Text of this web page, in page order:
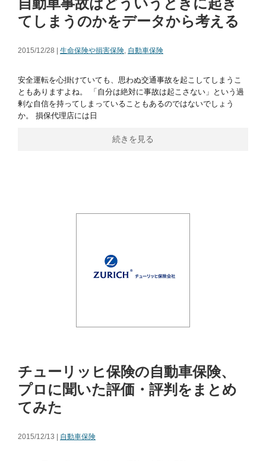
自動車事故はどういうときに起き
てしまうのかをデータから考える
2015/12/28 | 生命保険や損害保険, 自動車保険
安全運転を心掛けていても、思わぬ交通事故を起こしてしまうこ
ともありますよね。 「自分は絶対に事故は起こさない」という過
剰な自信を持ってしまっていることもあるのではないでしょう
か。 損保代理店には日
続きを見る
チューリッヒ保険の自動車保険、
プロに聞いた評価・評判をまとめ
てみた
2015/12/13 | 自動車保険